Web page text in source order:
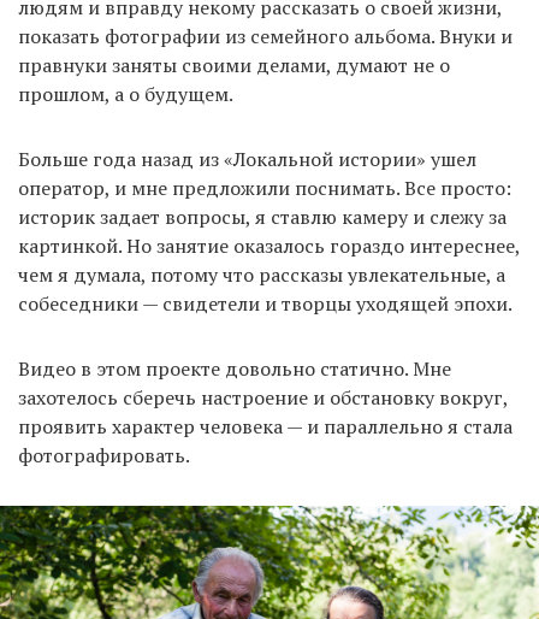
людям и вправду некому рассказать о своей жизни,
показать фотографии из семейного альбома. Внуки и
правнуки заняты своими делами, думают не о
прошлом, а о будущем.
Больше года назад из «Локальной истории» ушел
оператор, и мне предложили поснимать. Все просто:
историк задает вопросы, я ставлю камеру и слежу за
картинкой. Но занятие оказалось гораздо интереснее,
чем я думала, потому что рассказы увлекательные, а
собеседники — свидетели и творцы уходящей эпохи.
Видео в этом проекте довольно статично. Мне
захотелось сберечь настроение и обстановку вокруг,
проявить характер человека — и параллельно я стала
фотографировать.